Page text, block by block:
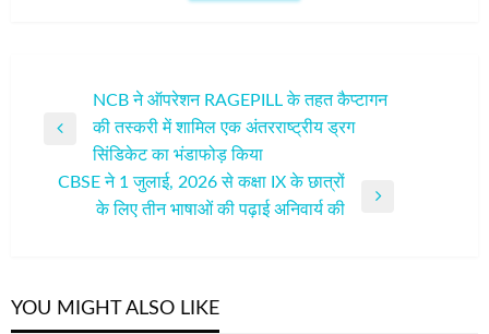
नेविगेशन
NCB ने ऑपरेशन RAGEPILL के तहत कैप्टागन
की तस्करी में शामिल एक अंतरराष्ट्रीय ड्रग
सिंडिकेट का भंडाफोड़ किया
CBSE ने 1 जुलाई, 2026 से कक्षा IX के छात्रों
के लिए तीन भाषाओं की पढ़ाई अनिवार्य की
YOU MIGHT ALSO LIKE